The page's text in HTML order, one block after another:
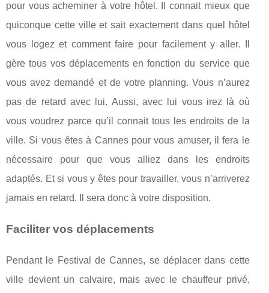
pour vous acheminer à votre hôtel. Il connait mieux que
quiconque cette ville et sait exactement dans quel hôtel
vous logez et comment faire pour facilement y aller. Il
gère tous vos déplacements en fonction du service que
vous avez demandé et de votre planning. Vous n’aurez
pas de retard avec lui. Aussi, avec lui vous irez là où
vous voudrez parce qu’il connait tous les endroits de la
ville. Si vous êtes à Cannes pour vous amuser, il fera le
nécessaire pour que vous alliez dans les endroits
adaptés. Et si vous y êtes pour travailler, vous n’arriverez
jamais en retard. Il sera donc à votre disposition.
Faciliter vos déplacements
Pendant le Festival de Cannes, se déplacer dans cette
ville devient un calvaire, mais avec le chauffeur privé,